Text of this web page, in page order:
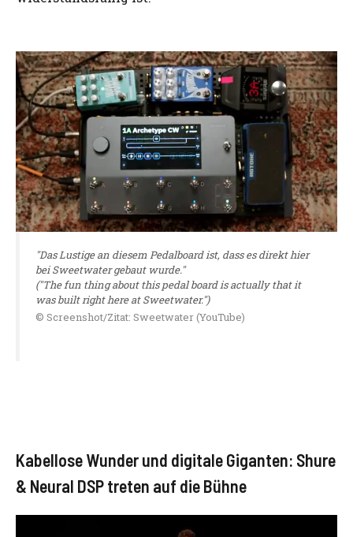
"Das Lustige an diesem Pedalboard ist, dass es direkt hier
bei Sweetwater gebaut wurde."
("The fun thing about this pedal board is actually that it
was built right here at Sweetwater.")
© Screenshot/Zitat: Sweetwater (YouTube)
Kabellose Wunder und digitale Giganten: Shure
& Neural DSP treten auf die Bühne